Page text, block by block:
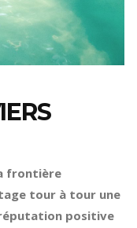
frontière
tour à tour une
positive